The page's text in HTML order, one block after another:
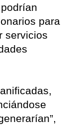
para
servicios